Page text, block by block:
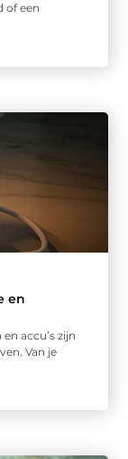
of een
en
accu’s zijn
Van je